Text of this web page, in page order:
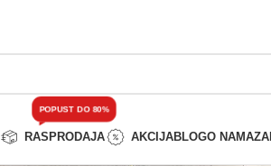
RASPRODAJA
POPUST DO 80%
AKCIJABLOGO NAMA